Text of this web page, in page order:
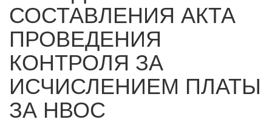
СОСТАВЛЕНИЯ АКТА
ПРОВЕДЕНИЯ
КОНТРОЛЯ ЗА
ИСЧИСЛЕНИЕМ ПЛАТЫ
ЗА НВОС